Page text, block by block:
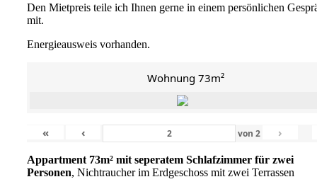
Den Mietpreis teile ich Ihnen gerne in einem persönlichen
mit.
Energieausweis vorhanden.
Wohnung 73m²
« ‹ von2 ›
Appartment 73m² mit seperatem Schlafzimmer für zwei
Personen, Nichtraucher im Erdgeschoss mit zwei Terrassen